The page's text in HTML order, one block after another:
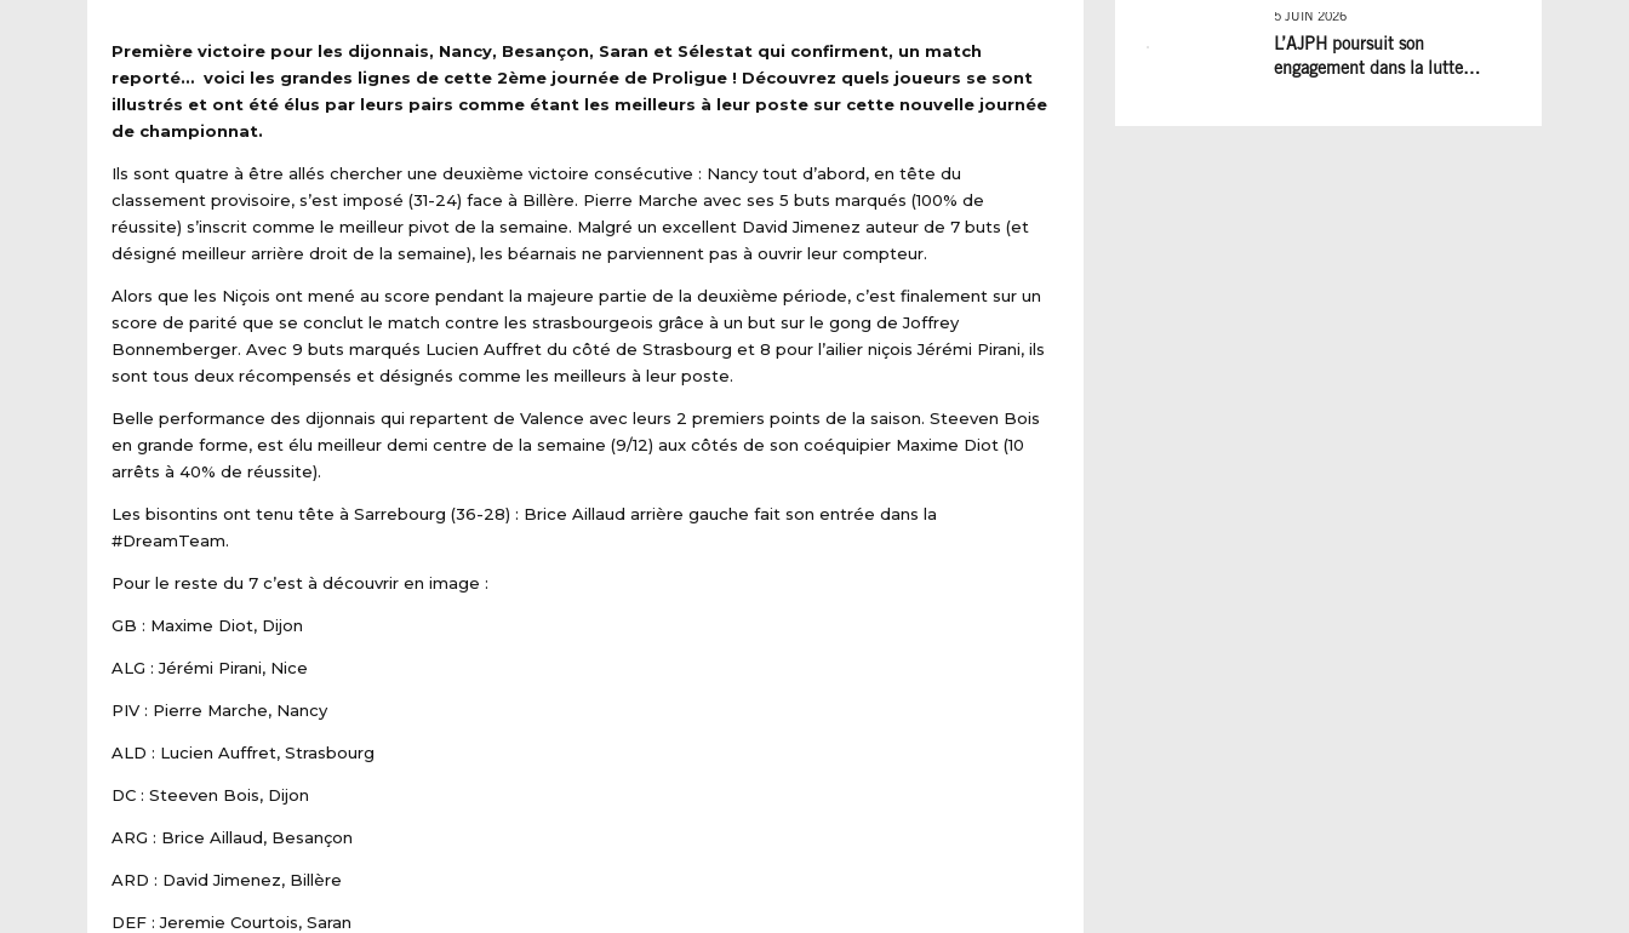
Première victoire pour les dijonnais, Nancy, Besançon, Saran et Sélestat qui confirment, un match
reporté… voici les grandes lignes de cette 2ème journée de Proligue ! Découvrez quels joueurs se sont
illustrés et ont été élus par leurs pairs comme étant les meilleurs à leur poste sur cette nouvelle journée
de championnat.
Ils sont quatre à être allés chercher une deuxième victoire consécutive : Nancy tout d’abord, en tête du
classement provisoire, s’est imposé (31-24) face à Billère. Pierre Marche avec ses 5 buts marqués (100% de
réussite) s’inscrit comme le meilleur pivot de la semaine. Malgré un excellent David Jimenez auteur de 7 buts (et
désigné meilleur arrière droit de la semaine), les béarnais ne parviennent pas à ouvrir leur compteur.
Alors que les Niçois ont mené au score pendant la majeure partie de la deuxième période, c’est finalement sur un
score de parité que se conclut le match contre les strasbourgeois grâce à un but sur le gong de Joffrey
Bonnemberger. Avec 9 buts marqués Lucien Auffret du côté de Strasbourg et 8 pour l’ailier niçois Jérémi Pirani, ils
sont tous deux récompensés et désignés comme les meilleurs à leur poste.
Belle performance des dijonnais qui repartent de Valence avec leurs 2 premiers points de la saison. Steeven Bois
en grande forme, est élu meilleur demi centre de la semaine (9/12) aux côtés de son coéquipier Maxime Diot (10
arrêts à 40% de réussite).
Les bisontins ont tenu tête à Sarrebourg (36-28) : Brice Aillaud arrière gauche fait son entrée dans la
#DreamTeam.
Pour le reste du 7 c’est à découvrir en image :
GB : Maxime Diot, Dijon
ALG : Jérémi Pirani, Nice
PIV : Pierre Marche, Nancy
ALD : Lucien Auffret, Strasbourg
DC : Steeven Bois, Dijon
ARG : Brice Aillaud, Besançon
ARD : David Jimenez, Billère
DEF : Jeremie Courtois, Saran
cinq années de progrès social
et les efforts à poursuivre !
5 JUIN 2026
L’AJPH poursuit son
engagement dans la lutte